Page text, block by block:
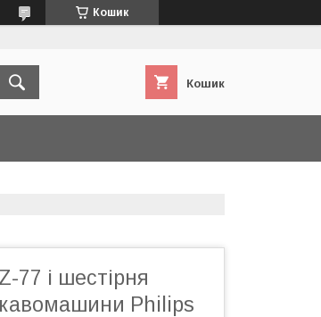
Кошик
Кошик
77 і шестірня
Philips